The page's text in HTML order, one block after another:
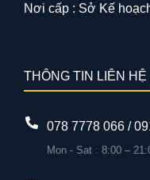
Nơi cấp : Sở Kế
THÔNG TIN LIÊN HỆ
078 7778 066 /
Mon - Sat : 8:00 –